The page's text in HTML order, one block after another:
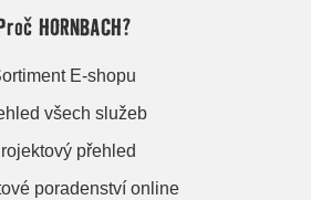
HORNBACH?
E-shopu
všech služeb
přehled
poradenství online